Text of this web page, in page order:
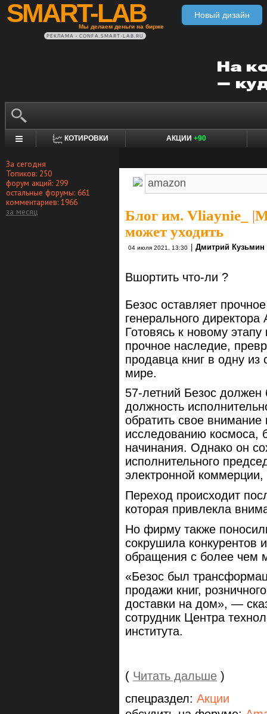
SMART-LAB
Мы делаем деньги на бирже
Новый дизайн
РЕКЛАМА • CONFA.SMART-LAB.RU
КОТИРОВКИ АКЦИИ +90
За сегодня
Топиков: 250
форум акций: 299
остальные форумы: 661
комментариев: 1966
за месяц
Блог им. Vliaynie_ |
может уходить
04 июля 2021, 13:30 Дмитрий Кузьмин
Вшортить что-ли ?
Безос оставляет
генерального директора
Готовясь к новому
прочное наследие,
продавца книг в одну
мире.
57-летний Безос
должность
обратить свое
исследованию космоса,
начинания. Однако он
исполнительного
электронной
Переход происходит
которая привлекла
Но фирму также
сокрушила конкурентов
обращения с более чем
«Безос был
продажи книг,
доставки на дом», —
сотрудник Центра
института.
( Читать дальше )
спецраздел: Акции